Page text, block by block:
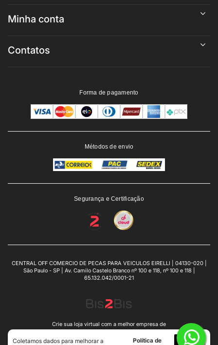
Coletamos dados para melhorar a
Política de
Eu
Minha conta
Contatos
Forma de pagamento
Métodos de envio
Segurança e Certificação
CENTRAL OFF COMERCIO DE PECAS PARA VEICULOS EIRELLI | 04130-020 |
São Paulo - SP | Av. Camilo Castelo Branco nº 100 e 118, nº 100 e 118 |
65.132.042/0001-21
Crie sua loja virtual com a melhor empresa de
e-commerce do Brasil.